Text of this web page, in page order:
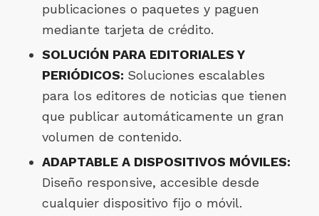
publicaciones o paquetes y paguen
mediante tarjeta de crédito.
SOLUCIÓN PARA EDITORIALES Y
PERIÓDICOS: Soluciones escalables
para los editores de noticias que tienen
que publicar automáticamente un gran
volumen de contenido.
ADAPTABLE A DISPOSITIVOS MÓVILES:
Diseño responsive, accesible desde
cualquier dispositivo fijo o móvil.